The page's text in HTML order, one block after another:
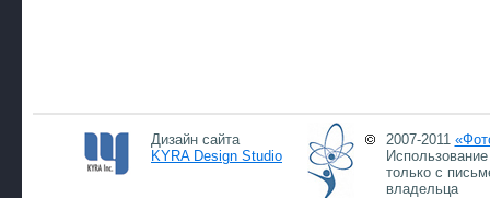
Дизайн сайта
KYRA Design Studio
2007-2011
только с
владельца